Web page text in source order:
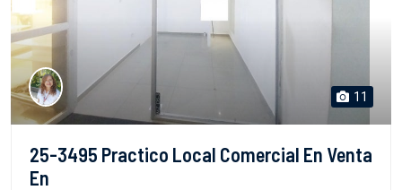
11
25-3495 Practico Local Comercial En Venta
En